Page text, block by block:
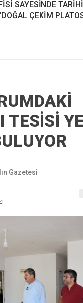
SAYESİNDE
ÇEKİM
TESİSİ
Gazetesi